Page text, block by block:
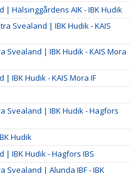
| Hälsinggårdens AIK - IBK Hudik
Svealand | IBK Hudik - KAIS
Svealand | IBK Hudik - KAIS Mora
| IBK Hudik - KAIS Mora IF
Svealand | IBK Hudik - Hagfors
Hudik
| IBK Hudik - Hagfors IBS
Svealand | Alunda IBF - IBK